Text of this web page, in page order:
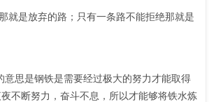
就是放弃的路；只有一条路不能拒绝那就是
思是钢铁是需要经过极大的努力才能取得
不断努力，奋斗不息，所以才能够将铁水炼